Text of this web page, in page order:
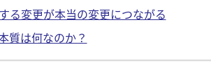
る変更が本当の変更につながる
質は何なのか？